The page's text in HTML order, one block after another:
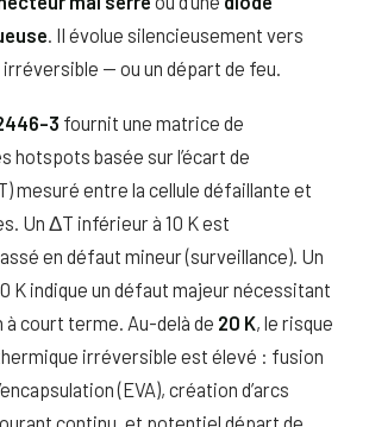
. Il évolue silencieusement vers
— ou un départ de feu.
3 fournit une matrice de
hotspots basée sur l’écart de
mesuré entre la cellule défaillante et
Un ΔT inférieur à 10 K est
en défaut mineur (surveillance). Un
K indique un défaut majeur nécessitant
court terme. Au-delà de 20 K, le risque
irréversible est élevé : fusion
(EVA), création d’arcs
continu, et potentiel départ de